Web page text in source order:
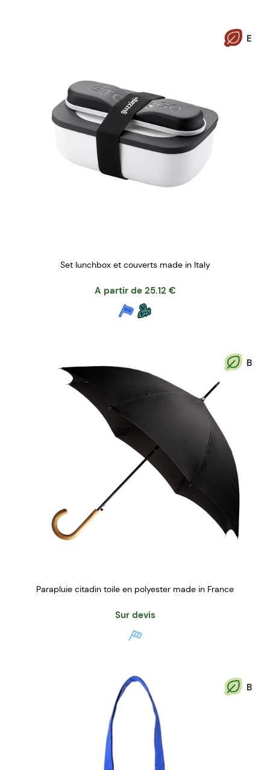
E
Set lunchbox et couverts made in Italy
A partir de 25.12 €
B
Parapluie citadin toile en polyester made in France
Sur devis
B